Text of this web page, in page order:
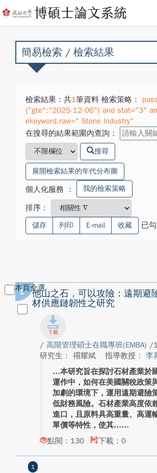
簡易檢索 / 檢索結果
檢索結果：共1筆資料 檢索策略：
{"gte":"2025-12-06"} and stat="3"
ekeyword.raw=" Stone Industry"
在搜尋的結果範圍內查詢：
搜尋
展開檢索結果的年代分布圖
個人化服務 ： 我的檢索策略
排序：
儲存 列印 E-mail 收藏 已
本頁全選
1
他山之石，可以攻險：遠期避
材供應鏈韌性之研究
/ 高階管理碩士在職專班(EMBA) /
研究生： 禤耀斌
指導教授： 李
本研究旨在探討石材產業於
運作中，如何在美國關稅政策
加劇的環境下，運用遠期避險
低財務風險。石材產業高度依
進口，且原料具高重量、高運
單價等特性，使其...
點閱：130
下載：0
1